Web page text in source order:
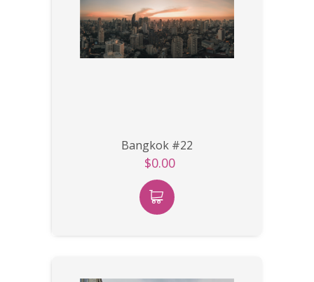
Bangkok #22
$0.00